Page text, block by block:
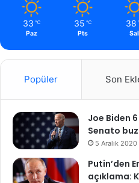
33 ℃
Paz
35 ℃
Pts
38
Sal
Popüler Son
Joe Biden
Senato
5 Aralık 2020
Putin’den
açıklama: